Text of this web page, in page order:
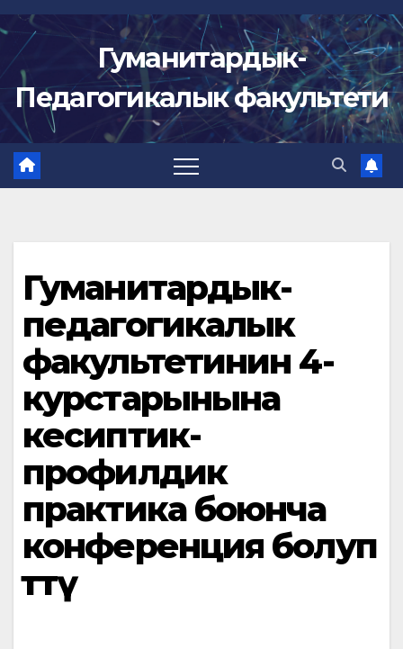
Skip
to
content
Гуманитардык-
Педагогикалык факультети
Гуманитардык-
педагогикалык
факультетинин 4-
курстарынына
кесиптик-
профилдик
практика боюнча
конференция болуп
өттү